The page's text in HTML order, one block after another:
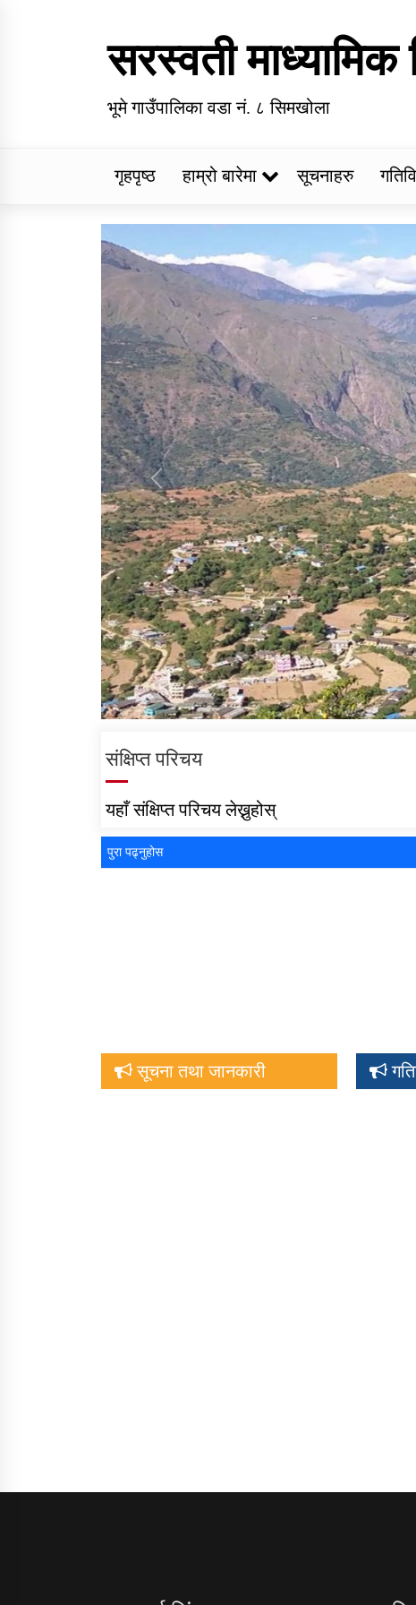
सरस्वती माध्यामिक
भूमे गाउँपालिका वडा नं. ८ सिमखोला
गृहपृष्ठ हाम्रो बारेमा सूचनाहरु
Trending Now
संक्षिप्त परिचय
यहाँ संक्षिप्त परिचय लेख्नुहोस्
पुरा पढ्नुहोस
सूचना तथा जानकारी